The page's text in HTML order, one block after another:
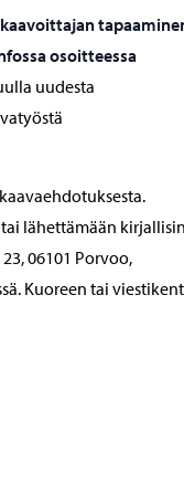
osoitteessa
uudesta
lähettämään
06101 Porvoo,
Kuoreen tai